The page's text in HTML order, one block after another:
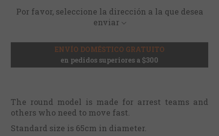
Por favor, seleccione la dirección a la que desea
enviar
ENVÍO DOMÉSTICO GRATUITO
en pedidos superiores a $300
The round model is made for arrest teams and
others who need to move fast.
Standard size is 65cm in diameter.